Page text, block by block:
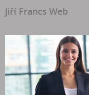
Jiří Francs Web